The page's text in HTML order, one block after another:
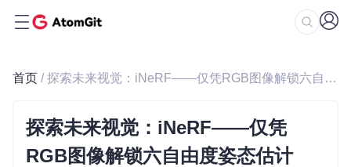
首页 / 探索未来视觉：iNeRF——仅凭RGB图像解锁六自由度姿态估计
探索未来视觉：iNeRF——仅凭
RGB图像解锁六自由度姿态估计